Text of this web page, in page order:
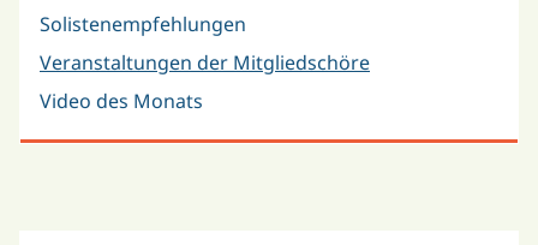
Solistenempfehlungen
Veranstaltungen der Mitgliedschöre
Video des Monats